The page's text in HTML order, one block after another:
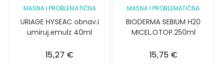
MASNA I PROBLEMATIČNA
URIAGE HYSEAC obnav.i
umiruj.emulz 40ml
15,27 €
MASNA I PROBLEMATIČNA
BIODERMA SEBIUM H20
MICEL.OTOP.250ml
15,75 €